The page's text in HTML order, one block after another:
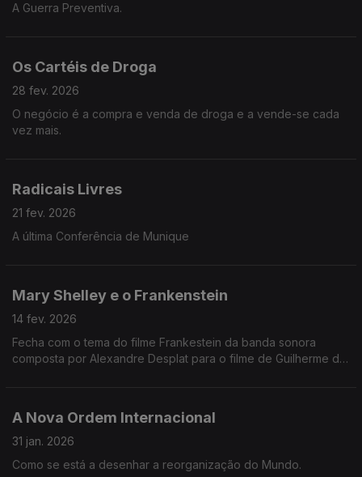
A Guerra Preventiva.
Os Cartéis de Droga
28 fev. 2026
O negócio é a compra e venda de droga e a vende-se cada
vez mais.
Radicais Livres
21 fev. 2026
A última Conferência de Munique
Mary Shelley e o Frankenstein
14 fev. 2026
Fecha com o tema do filme Frankestein da banda sonora
composta por Alexandre Desplat para o filme de Guilherme del
A Nova Ordem Internacional
31 jan. 2026
Como se está a desenhar a reorganização do Mundo.